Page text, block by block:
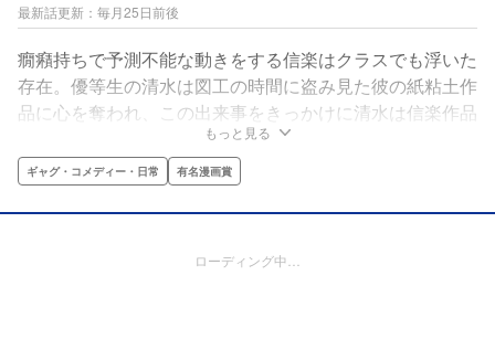
最新話更新：毎月25日前後
癇癪持ちで予測不能な動きをする信楽はクラスでも浮いた
存在。優等生の清水は図工の時間に盗み見た彼の紙粘土作
品に心を奪われ、この出来事をきっかけに清水は信楽作品
もっと見る
ギャグ・コメディー・日常 有名漫画賞
ローディング中…